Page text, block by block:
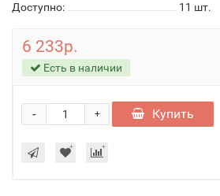
Доступно:
11 шт.
6 233р.
Есть в наличии
+
- Купить